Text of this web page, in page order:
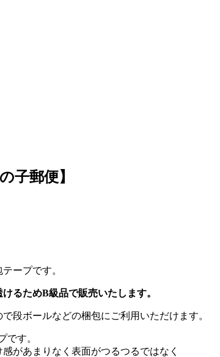
子郵便】
ープです。
るためB級品で販売いたします。
段ボールなどの梱包にご利用いただけます。
です。
があまりなく表面がつるつるではなく